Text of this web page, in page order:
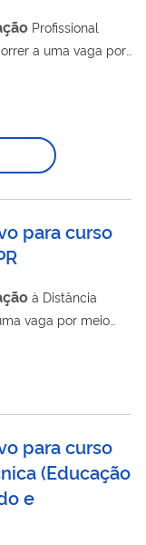
Profissional
a uma vaga por
para curso
à Distância
vaga por meio
para curso
(Educação
e